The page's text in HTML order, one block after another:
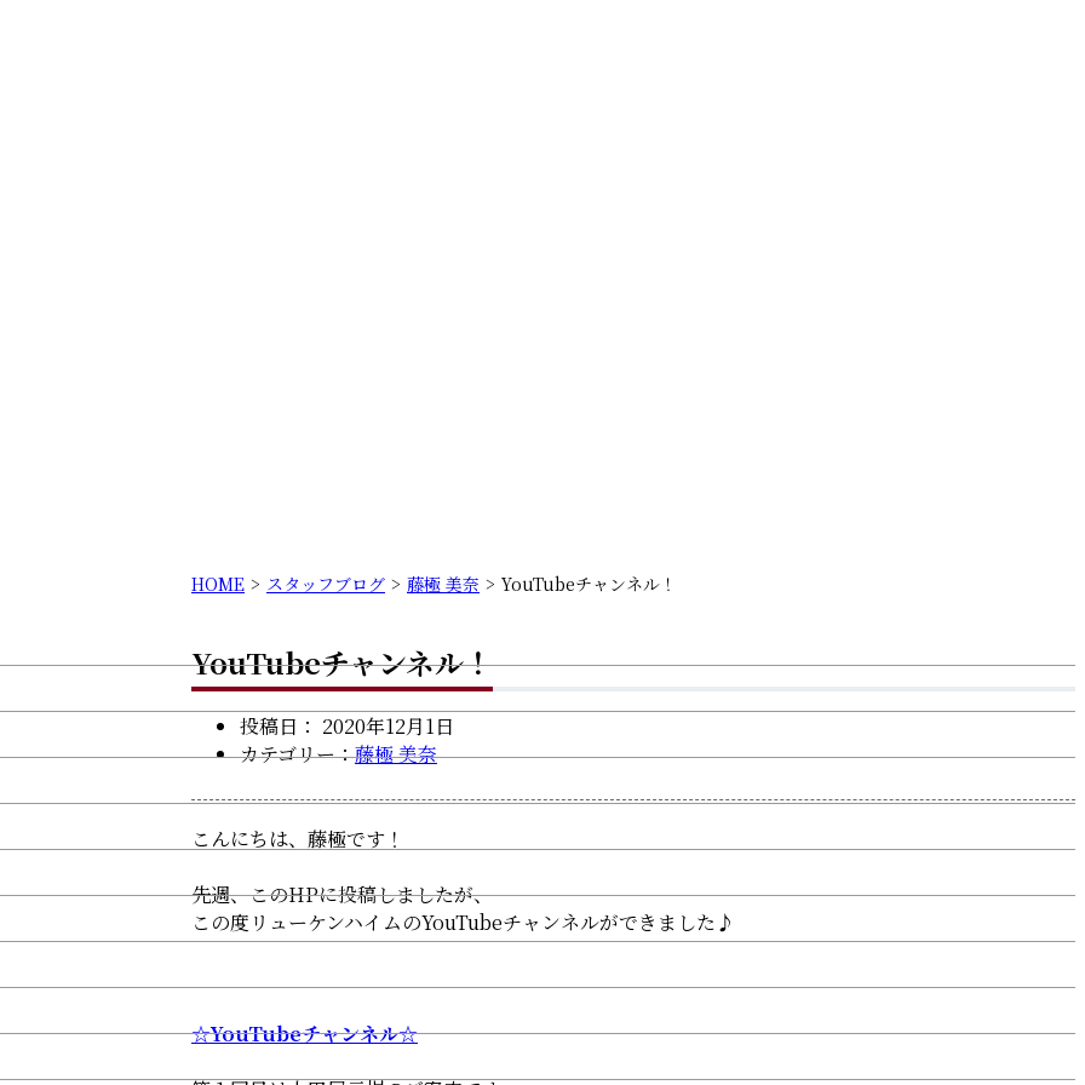
HOME スタッフブログ 藤極 美奈 YouTubeチャンネル！
YouTubeチャンネル！
投稿日： 2020年12月1日
カテゴリー：藤極 美奈
こんにちは、藤極です！
先週、このHPに投稿しましたが、
この度リューケンハイムのYouTubeチャンネルができました♪
☆YouTubeチャンネル☆